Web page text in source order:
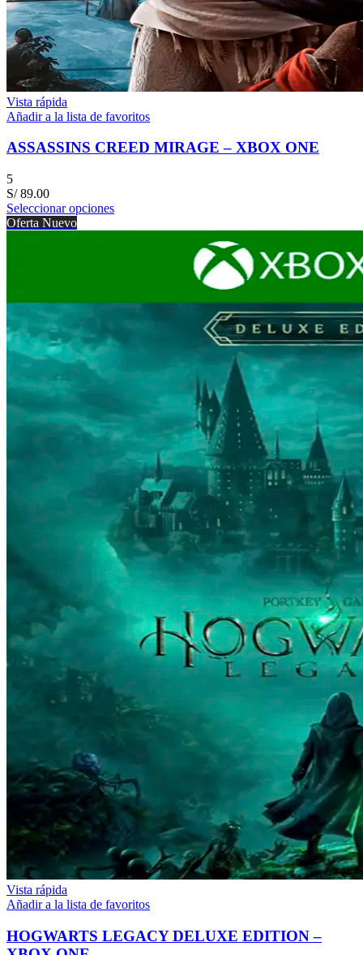
Vista rápida
Añadir a la lista de favoritos
ASSASSINS CREED MIRAGE – XBOX ONE
5
S/89.00
Seleccionar opciones
Oferta Nuevo
Vista rápida
Añadir a la lista de favoritos
HOGWARTS LEGACY DELUXE EDITION –